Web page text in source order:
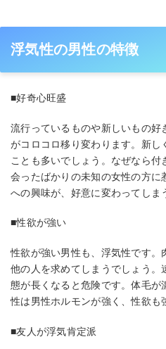
浮気性の男性の特徴
■好奇心旺盛
流行っているものや新しいもの
がコロコロ移り変わります。新し
ことも多いでしょう。なぜなら付
会ったばかりの未知の女性の方に
への興味が、好意に変わってしま
■性欲が強い
性欲が強い男性も、浮気性です。
他の人を求めてしまうでしょう。
態が長くなると危険です。体毛が
性は男性ホルモンが強く、性欲も
■友人が浮気肯定派